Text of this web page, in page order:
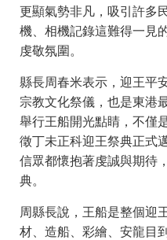
更顯氣勢非凡，吸引許多
機、相機記錄這難得一見
虔敬氛圍。
縣長周春米表示，迎王平
宗教文化祭儀，也是東港
舉行王船開光點睛，不僅
徵丁未正科迎王祭典正式
信眾都懷抱著虔誠與期待
典。
周縣長說，王船是整個迎
材、造船、彩繪、安龍目